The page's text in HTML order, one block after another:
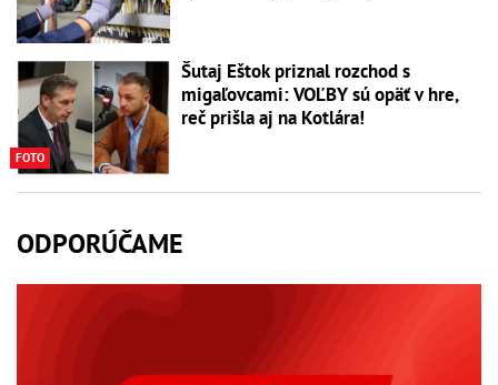
FOTO
Šutaj Eštok priznal rozchod s
migaľovcami: VOĽBY sú opäť v hre,
reč prišla aj na Kotlára!
ODPORÚČAME